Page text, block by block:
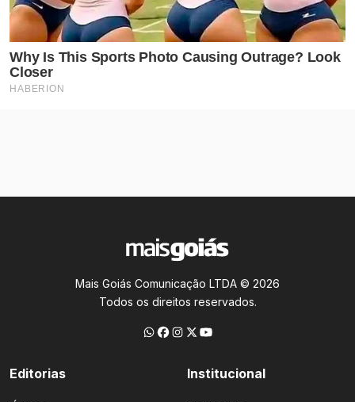
Mais Goiás Comunicação LTDA © 2026
Todos os direitos reservados.
Editorias Institucional